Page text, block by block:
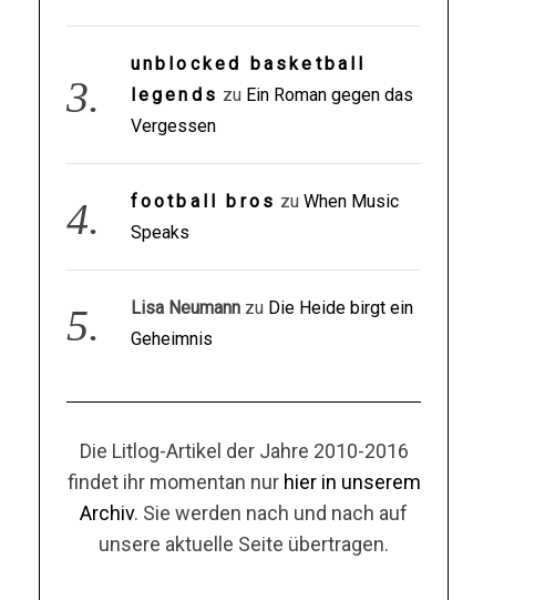
unblocked basketball
legends zu Ein Roman gegen das
Vergessen
football bros zuWhen Music
Speaks
Lisa Neumannzu Die Heide birgt ein
Geheimnis
Die Litlog-Artikel der Jahre 2010-2016
findet ihr momentan nur hier in unserem
Archiv. Sie werden nach und nach auf
unsere aktuelle Seite übertragen.